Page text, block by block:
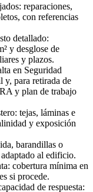
reparaciones,
con referencias
detallado:
y desglose de
y plazos.
en Seguridad
y, para retirada de
y plan de trabajo
tejas, láminas e
y exposición
barandillas o
al edificio.
cobertura mínima en
si procede.
de respuesta: